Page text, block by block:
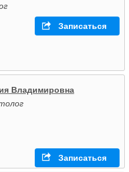
Записаться
Владимировна
Записаться